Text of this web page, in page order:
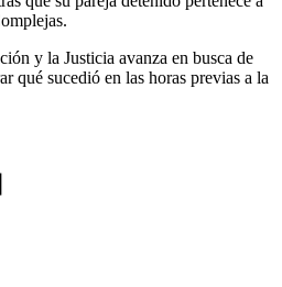
y la Justicia avanza en busca de
qué sucedió en las horas previas a la